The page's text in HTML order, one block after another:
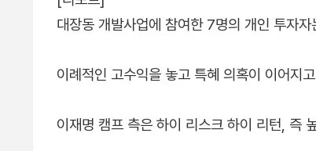
대장동 개발사업에 참여한 7명의 개인 투자
이례적인 고수익을 놓고 특혜 의혹이 이어지
이재명 캠프 측은 하이 리스크 하이 리턴, 즉